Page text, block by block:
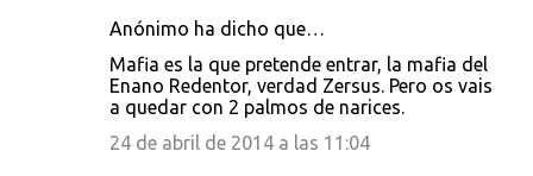
Anónimo ha dicho que…
Mafia es la que pretende entrar, la mafia del
Enano Redentor, verdad Zersus. Pero os vais
a quedar con 2 palmos de narices.
24 de abril de 2014 a las 11:04